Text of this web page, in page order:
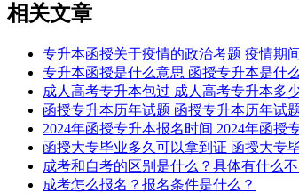
相关文章
专升本函授关于疫情的政治考题 疫情期
专升本函授是什么意思 函授专升本是什
成人高考专升本包过 成人高考专升本多
函授专升本历年试题 函授专升本历年试
2024年函授专升本报名时间 2024年函授
函授大专毕业多久可以拿到证 函授大专
成考和自考的区别是什么？具体有什么不
成考怎么报名？报名条件是什么？